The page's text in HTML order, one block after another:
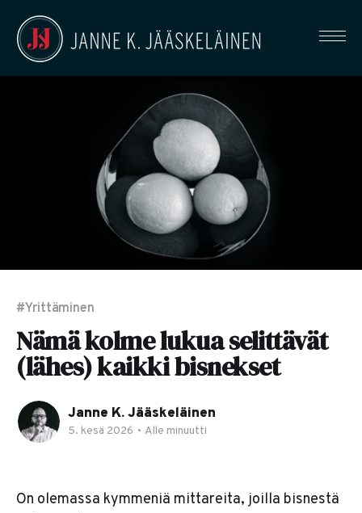
#Yrittäminen
Nämä kolme lukua selittävät
(lähes) kaikki bisnekset
Janne K. Jääskeläinen
5. kesä 2026 • Alle minuutti
On olemassa kymmeniä mittareita, joilla bisnestä